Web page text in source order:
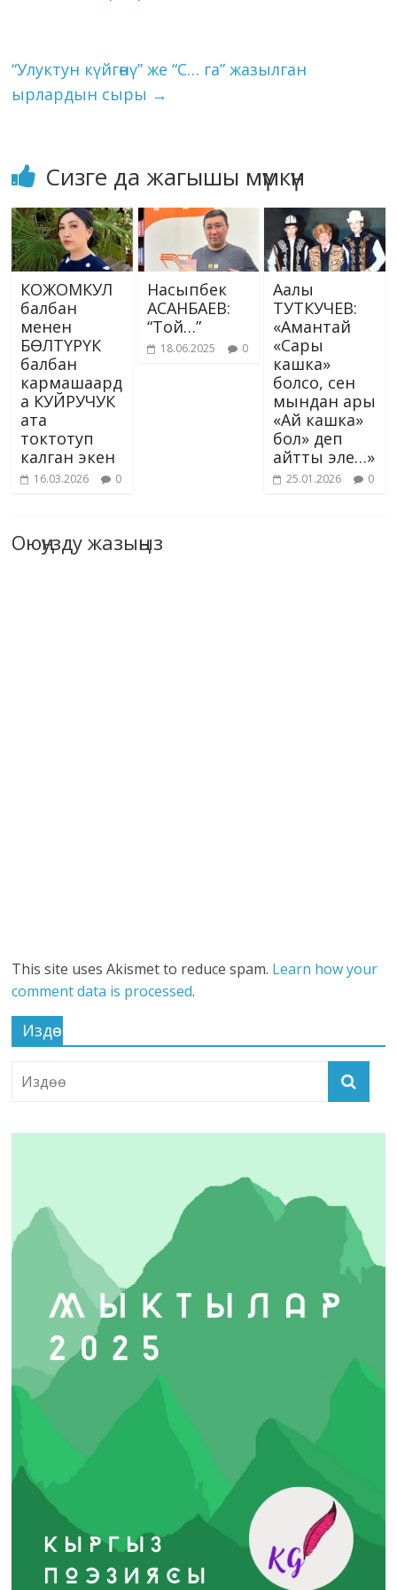
“Улуктун күйгөнү” же “С… га” жазылган
ырлардын сыры →
Сизге да жагышы мүмкүн
КОЖОМКУЛ
балбан
менен
БӨЛТҮРҮК
балбан
кармашаард
а КУЙРУЧУК
ата
токтотуп
калган экен
16.03.2026 0
Насыпбек
АСАНБАЕВ:
“Той…”
18.06.2025 0
Аалы
ТУТКУЧЕВ:
«Амантай
«Сары
кашка»
болсо, сен
мындан ары
«Ай кашка»
бол» деп
айтты эле…»
25.01.2026 0
Оюңузду жазыңыз
This site uses Akismet to reduce spam. Learn how your
comment data is processed.
Издөө